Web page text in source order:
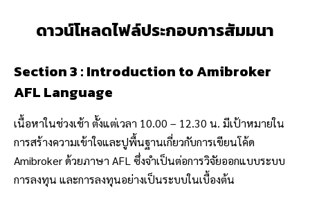
ดาวน์โหลดไฟล์ประกอบการสัมมนา
Section 3 : Introduction to Amibroker
AFL Language
เนื้อหาในช่วงเช้า ตั้งแต่เวลา 10.00 – 12.30 น. มีเป้าหมายใน
การสร้างความเข้าใจและปูพื้นฐานเกี่ยวกับการเขียนโค้ด
Amibroker ด้วยภาษา AFL ซึ่งจำเป็นต่อการวิจัยออกแบบระบบ
การลงทุน และการลงทุนอย่างเป็นระบบในเบื้องต้น